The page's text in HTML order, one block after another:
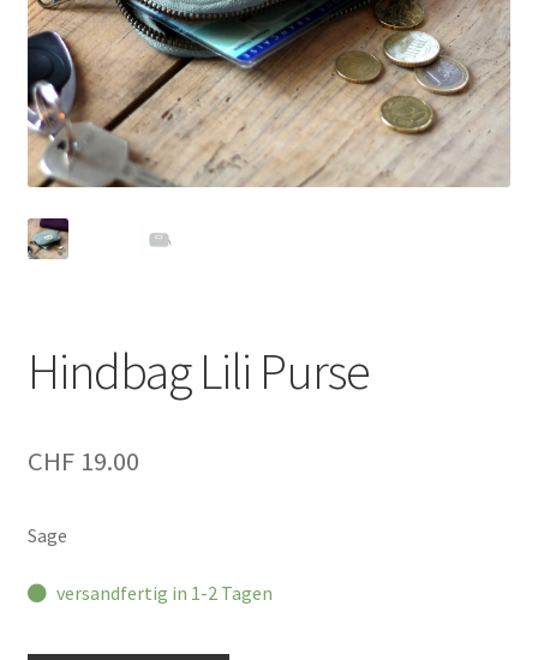
Hindbag Lili Purse
CHF19.00
Sage
versandfertig in 1-2 Tagen